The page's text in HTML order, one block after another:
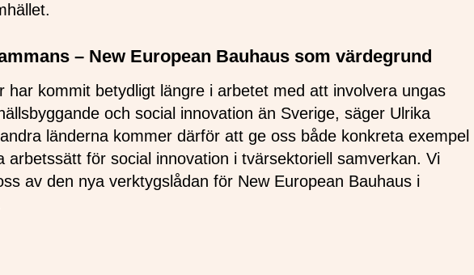
– New European Bauhaus som värdegrund
har kommit betydligt längre i arbetet med att involvera ungas
och social innovation än Sverige, säger Ulrika
länderna kommer därför att ge oss både konkreta exempel
arbetssätt för social innovation i tvärsektoriell samverkan. Vi
av den nya verktygslådan för New European Bauhaus i